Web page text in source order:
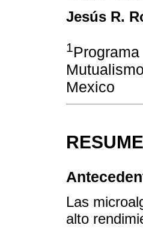
Jesús R.
1
Mexico
Las
alto